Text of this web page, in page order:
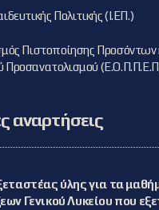
Πολιτικής (Ι.ΕΠ.)
Πιστοποίησης Προσόντων
Προσανατολισμού
αναρτήσεις
ύλης για τα
Γενικού Λυκείου που